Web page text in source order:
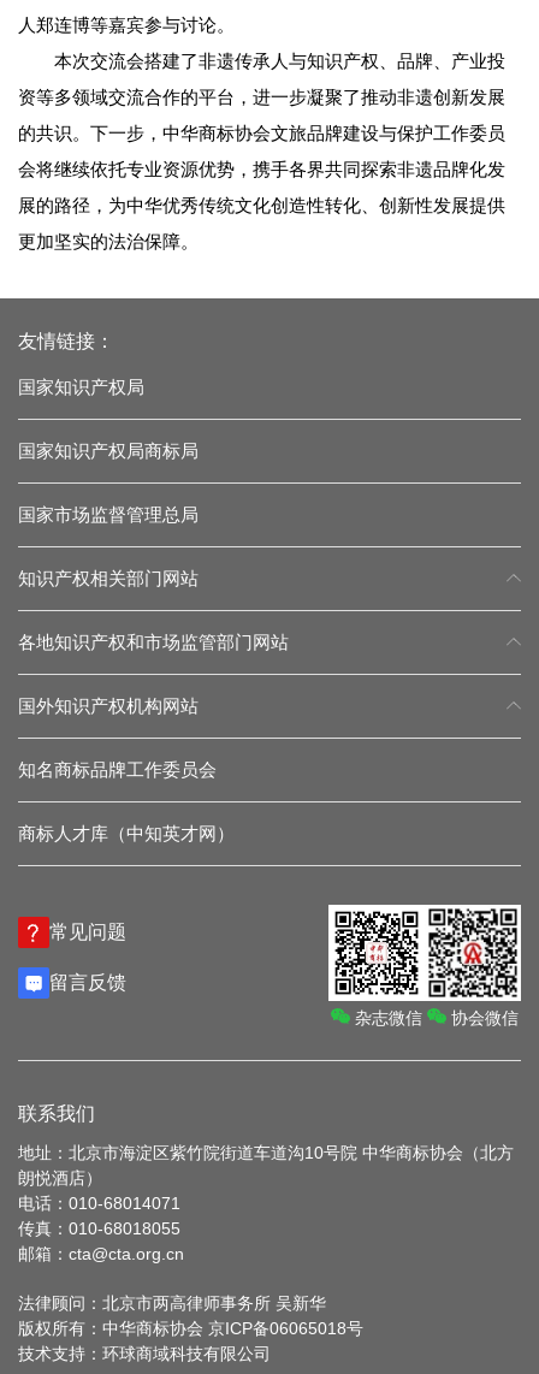
人郑连博等嘉宾参与讨论。
本次交流会搭建了非遗传承人与知识产权、品牌、产业投
资等多领域交流合作的平台，进一步凝聚了推动非遗创新发展
的共识。下一步，中华商标协会文旅品牌建设与保护工作委员
会将继续依托专业资源优势，携手各界共同探索非遗品牌化发
展的路径，为中华优秀传统文化创造性转化、创新性发展提供
更加坚实的法治保障。
友情链接：
国家知识产权局
国家知识产权局商标局
国家市场监督管理总局
知识产权相关部门网站
各地知识产权和市场监管部门网站
国外知识产权机构网站
知名商标品牌工作委员会
商标人才库（中知英才网）
联系我们
地址：北京市海淀区紫竹院街道车道沟10号院 中华商标协会（北方
朗悦酒店）
电话：010-68014071
传真：010-68018055
邮箱：cta@cta.org.cn
法律顾问：北京市两高律师事务所 吴新华
版权所有：中华商标协会 京ICP备06065018号
技术支持： 环球商域科技有限公司
协会微信
杂志微信
常见问题
留言反馈